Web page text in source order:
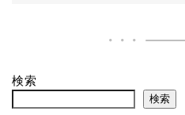
検索
検索